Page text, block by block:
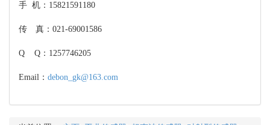
手 机：15821591180
传 真：021-69001586
Q Q：1257746205
Email： debon_gk@163.com